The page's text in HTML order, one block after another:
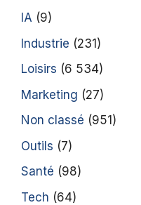
IA (9)
Industrie (231)
Loisirs (6 534)
Marketing (27)
Non classé (951)
Outils (7)
Santé (98)
Tech (64)